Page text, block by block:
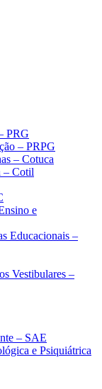
PRG
– PRPG
– Cotuca
– Cotil
e
Educacionais –
Vestibulares –
– SAE
e Psiquiátrica